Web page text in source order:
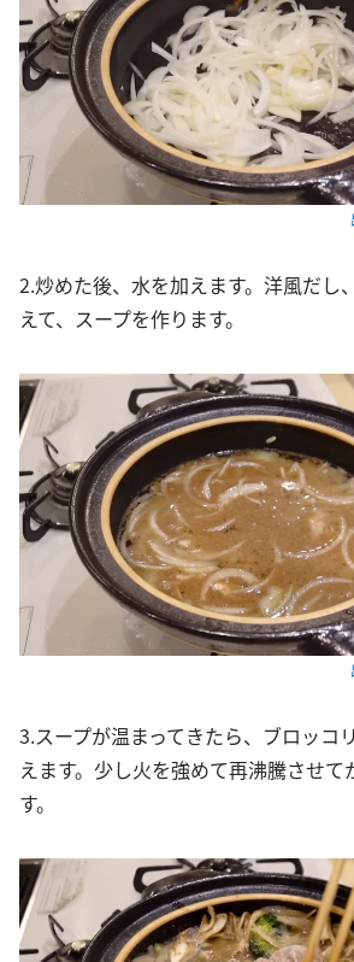
2.炒めた後、水を加えます。洋風だし
えて、スープを作ります。
3.スープが温まってきたら、ブロッコ
えます。少し火を強めて再沸騰させて
す。